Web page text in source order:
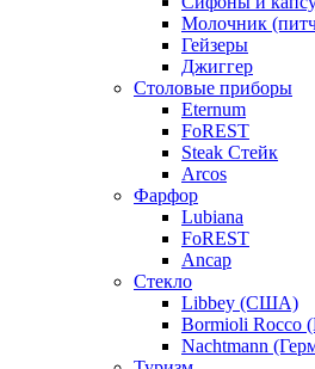
Молочник
Гейзеры
Джиггер
Столовые приборы
Eternum
FoREST
Steak Стейк
Arcos
Фарфор
Lubiana
FoREST
Ancap
Стекло
Libbey (США)
Bormioli Rocco
Nachtmann